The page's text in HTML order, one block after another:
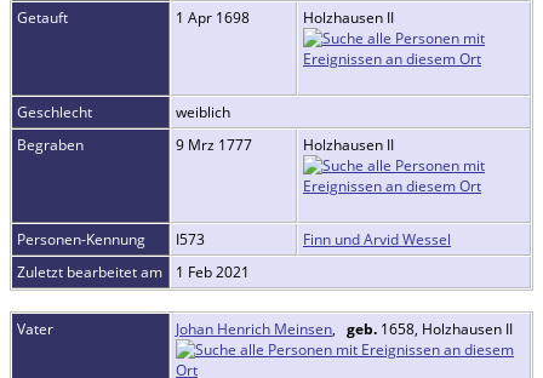
Getauft
1 Apr 1698 Holzhausen II
Geschlecht
weiblich
Begraben
9 Mrz 1777 Holzhausen II
Personen-Kennung I573
Finn und Arvid Wessel
Zuletzt bearbeitet am
1 Feb 2021
Vater Johan Henrich Meinsen, geb. 1658, Holzhausen II